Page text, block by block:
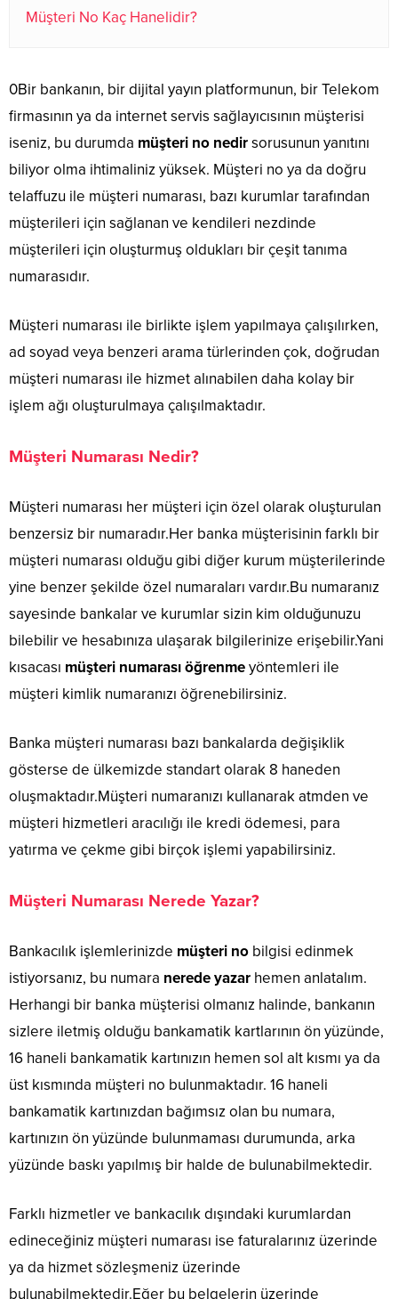
Müşteri No Kaç Hanelidir?
0Bir bankanın, bir dijital yayın platformunun, bir Telekom
firmasının ya da internet servis sağlayıcısının müşterisi
iseniz, bu durumda müşteri no nedirsorusunun yanıtını
biliyor olma ihtimaliniz yüksek. Müşteri no ya da doğru
telaffuzu ile müşteri numarası, bazı kurumlar tarafından
müşterileri için sağlanan ve kendileri nezdinde
müşterileri için oluşturmuş oldukları bir çeşit tanıma
numarasıdır.
Müşteri numarası ile birlikte işlem yapılmaya çalışılırken,
ad soyad veya benzeri arama türlerinden çok, doğrudan
müşteri numarası ile hizmet alınabilen daha kolay bir
işlem ağı oluşturulmaya çalışılmaktadır.
Müşteri Numarası Nedir?
Müşteri numarası her müşteri için özel olarak oluşturulan
benzersiz bir numaradır.Her banka müşterisinin farklı bir
müşteri numarası olduğu gibi diğer kurum müşterilerinde
yine benzer şekilde özel numaraları vardır.Bu numaranız
sayesinde bankalar ve kurumlar sizin kim olduğunuzu
bilebilir ve hesabınıza ulaşarak bilgilerinize erişebilir.Yani
kısacası müşteri numarası öğrenmeyöntemleri ile
müşteri kimlik numaranızı öğrenebilirsiniz.
Banka müşteri numarası bazı bankalarda değişiklik
gösterse de ülkemizde standart olarak 8 haneden
oluşmaktadır.Müşteri numaranızı kullanarak atmden ve
müşteri hizmetleri aracılığı ile kredi ödemesi, para
yatırma ve çekme gibi birçok işlemi yapabilirsiniz.
Müşteri Numarası Nerede Yazar?
Bankacılık işlemlerinizde müşteri no bilgisi edinmek
istiyorsanız, bu numara nerede yazar hemen anlatalım.
Herhangi bir banka müşterisi olmanız halinde, bankanın
sizlere iletmiş olduğu bankamatik kartlarının ön yüzünde,
16 haneli bankamatik kartınızın hemen sol alt kısmı ya da
üst kısmında müşteri no bulunmaktadır. 16 haneli
bankamatik kartınızdan bağımsız olan bu numara,
kartınızın ön yüzünde bulunmaması durumunda, arka
yüzünde baskı yapılmış bir halde de bulunabilmektedir.
Farklı hizmetler ve bankacılık dışındaki kurumlardan
edineceğiniz müşteri numarası ise faturalarınız üzerinde
ya da hizmet sözleşmeniz üzerinde
bulunabilmektedir.Eğer bu belgelerin üzerinde